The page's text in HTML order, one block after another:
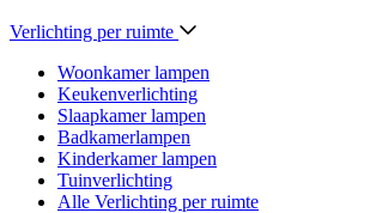
Verlichting per ruimte
Woonkamer lampen
Keukenverlichting
Slaapkamer lampen
Badkamerlampen
Kinderkamer lampen
Tuinverlichting
Alle Verlichting per ruimte